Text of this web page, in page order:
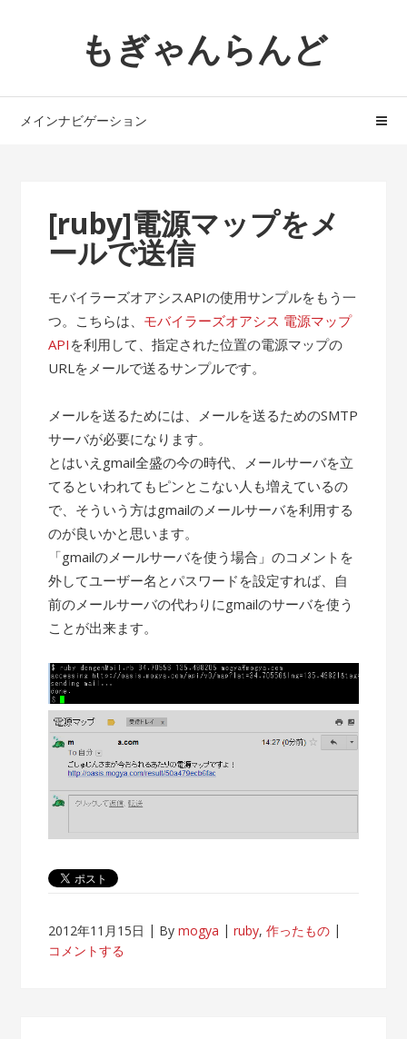
ョ
へ
もぎゃんらんど
メインナビゲーション
[ruby]電源マップをメ
ールで送信
モバイラーズオアシスAPIの使用サンプルをもう一
つ。こちらは、 モバイラーズオアシス 電源マップ
API を利用して、指定された位置の電源マップの
URLをメールで送るサンプルです。
メールを送るためには、メールを送るためのSMTP
サーバが必要になります。
とはいえgmail全盛の今の時代、メールサーバを立
てるといわれてもピンとこない人も増えているの
で、そういう方はgmailのメールサーバを利用する
のが良いかと思います。
「gmailのメールサーバを使う場合」のコメントを
外してユーザー名とパスワードを設定すれば、自
前のメールサーバの代わりにgmailのサーバを使う
ことが出来ます。
2012年11月15日 Bymogya ruby,作ったもの
コメントする